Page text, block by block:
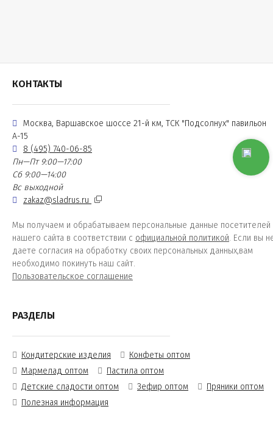
КОНТАКТЫ
Москва, Варшавское шоссе 21-й км, ТСК "Подсолнух" павильон
А-15
8 (495) 740-06-85
Пн—Пт 9:00—17:00
Сб 9:00—14:00
Вс выходной
zakaz@sladrus.ru
Мы получаем и обрабатываем персональные данные посетителей
нашего сайта в соответствии с официальной политикой. Если вы
даете согласия на обработку своих персональных данных,вам
необходимо покинуть наш сайт.
Пользовательское соглашение
РАЗДЕЛЫ
Кондитерские изделия
Конфеты оптом
Мармелад оптом
Пастила оптом
Детские сладости оптом
Зефир оптом
Пряники оптом
Полезная информация